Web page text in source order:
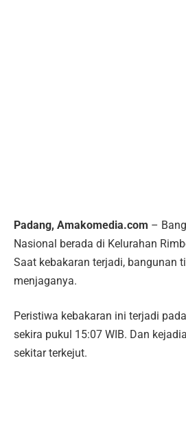
Padang, Amakomedia.com –
Nasional berada di Kelurahan
Saat kebakaran terjadi, bangunan
menjaganya.
Peristiwa kebakaran ini terjadi
sekira pukul 15:07 WIB. Dan
sekitar terkejut.